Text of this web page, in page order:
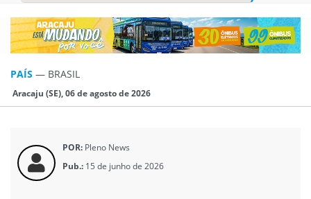
PAÍS — BRASIL
Aracaju (SE), 06 de agosto de 2026
POR: Pleno News
Pub.: 15 de junho de 2026